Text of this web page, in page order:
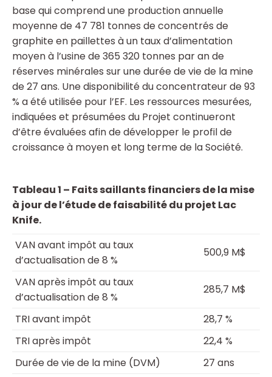
base qui comprend une production annuelle
moyenne de 47 781 tonnes de concentrés de
graphite en paillettes à un taux d’alimentation
moyen à l’usine de 365 320 tonnes par an de
réserves minérales sur une durée de vie de la mine
de 27 ans. Une disponibilité du concentrateur de 93
% a été utilisée pour l’EF. Les ressources mesurées,
indiquées et présumées du Projet continueront
d’être évaluées afin de développer le profil de
croissance à moyen et long terme de la Société.
Tableau 1 – Faits saillants financiers de la mise
à jour de l’étude de faisabilité du projet Lac
Knife.
VAN avant impôt au taux
d’actualisation de 8 %
500,9 M$
VAN après impôt au taux
d’actualisation de 8 %
285,7 M$
TRI avant impôt
28,7 %
TRI après impôt
22,4 %
Durée de vie de la mine (DVM)
27 ans